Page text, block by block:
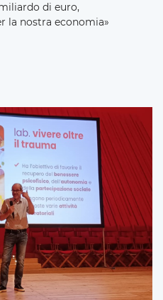
di euro,
la nostra economia»